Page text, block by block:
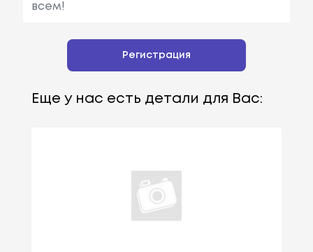
всем!
Регистрация
Еще у нас есть детали для Вас: